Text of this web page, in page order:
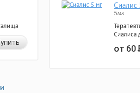
Сиалис
5мг
Сиалиса
от 60